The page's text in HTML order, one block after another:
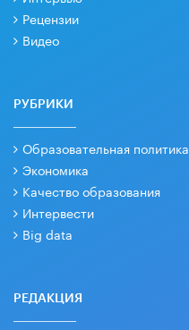
Рецензии
Видео
РУБРИКИ
Образовательная политика
Экономика
Качество образования
Интервести
Big data
РЕДАКЦИЯ